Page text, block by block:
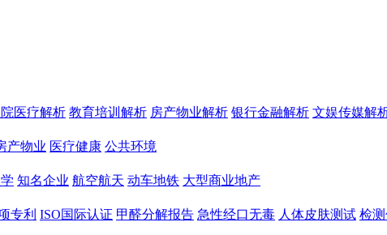
医疗解析 教育培训解析 房产物业解析 银行金融解析 文娱传媒解
产物业 医疗健康 公共环境
知名企业 航空航天 动车地铁 大型商业地产
专利 ISO国际认证 甲醛分解报告 急性经口无毒 人体皮肤测试 检